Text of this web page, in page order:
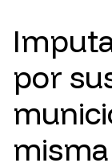
por